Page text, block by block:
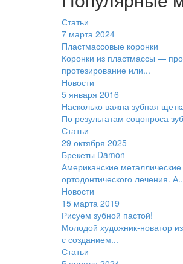
Статьи
7 марта 2024
Пластмассовые коронки
Коронки из пластмассы —
протезирование или...
Новости
5 января 2016
Насколько важна зубная
По результатам соцопроса
Статьи
29 октября 2025
Брекеты Damon
Американские
ортодонтического лечения.
Новости
15 марта 2019
Рисуем зубной пастой!
Молодой художник-новатор
с созданием...
Статьи